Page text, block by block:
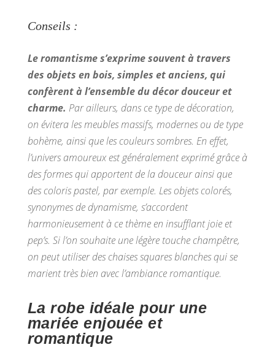
Conseils :
Le romantisme s’exprime souvent à travers
des objets en bois, simples et anciens, qui
confèrent à l’ensemble du décor douceur et
charme. Par ailleurs, dans ce type de décoration,
on évitera les meubles massifs, modernes ou de type
bohème, ainsi que les couleurs sombres. En effet,
l’univers amoureux est généralement exprimé grâce à
des formes qui apportent de la douceur ainsi que
des coloris pastel, par exemple. Les objets colorés,
synonymes de dynamisme, s’accordent
harmonieusement à ce thème en insufflant joie et
pep’s. Si l’on souhaite une légère touche champêtre,
on peut utiliser des chaises squares blanches qui se
marient très bien avec l’ambiance romantique.
La robe idéale pour une
mariée enjouée et
romantique